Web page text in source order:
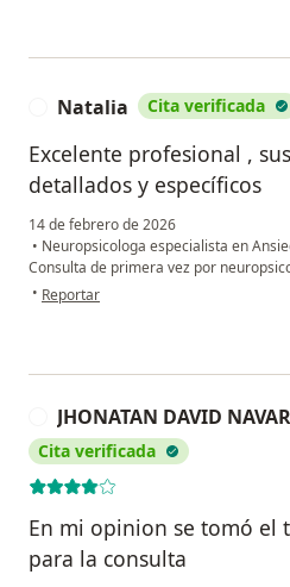
Natalia Cita verificada
Excelente profesional ,
detallados y específicos
14 de febrero de 2026
• Neuropsicologa especialista en
Consulta de primera vez por
• en opinión del usuario Natalia
Reportar
JHONATAN DAVID
Cita verificada
En mi opinion se tomó el
para la consulta